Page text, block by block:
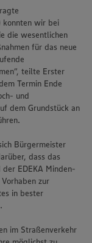
konnten wir bei
die wesentlichen
für das neue
teilte Erster
Termin Ende
und
dem Grundstück an
Bürgermeister
dass das
EDEKA Minden-
zur
in bester
im Straßenverkehr